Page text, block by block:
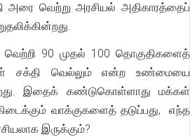
வெற்று அரசியல் அதிகாரத்தைப்
90 முதல் 100 தொகுதிகளைத்
சக்தி வெல்லும் என்ற உண்மையை
இதைக் கண்டுகொள்ளாது மக்கள்
வாக்குகளைத் தடுப்பது, எந்த
இருக்கும்?